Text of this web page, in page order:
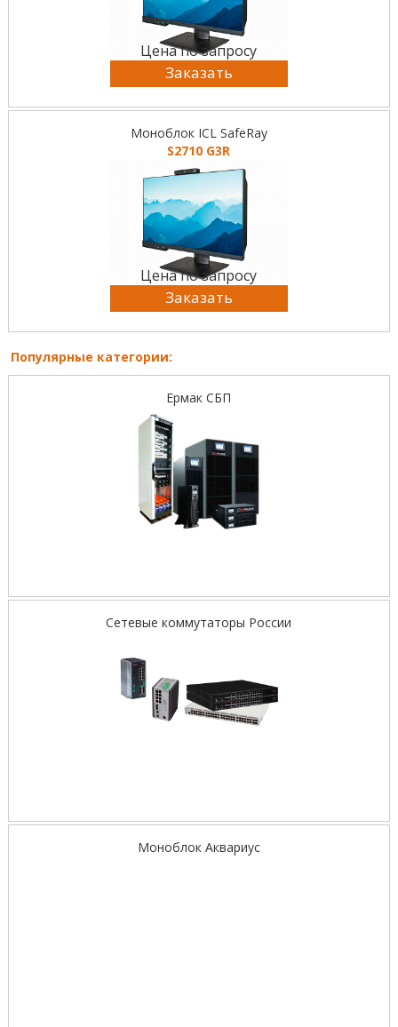
Цена по запросу
Заказать
Моноблок ICL SafeRay
S2710 G3R
Цена по запросу
Заказать
Популярные категории:
Ермак СБП
Сетевые коммутаторы России
Моноблок Аквариус